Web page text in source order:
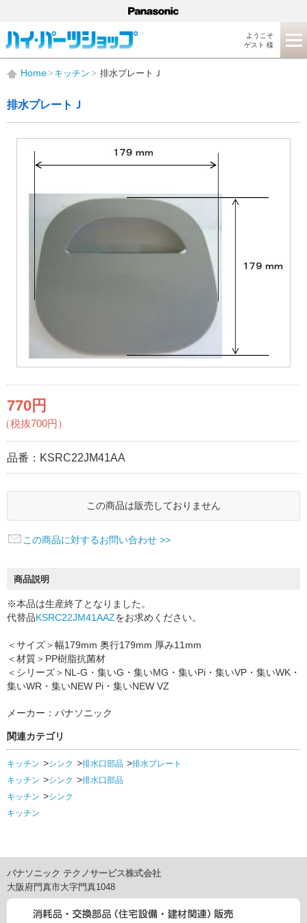
ようこそ
ゲスト 様
Home キッチン 排水プレートＪ
排水プレートＪ
770円
（税抜700円）
品番： KSRC22JM41AA
この商品は販売しておりません
この商品に対するお問い合わせ >>
商品説明
※本品は生産終了となりました。
代替品KSRC22JM41AAZをお求めください。
＜サイズ＞幅179mm 奥行179mm 厚み11mm
＜材質＞PP樹脂抗菌材
＜シリーズ＞NL-G・集いG・集いMG・集いPi・集いVP・集いWK・
集いWR・集いNEW Pi・集いNEW VZ
メーカー：パナソニック
関連カテゴリ
キッチン シンク 排水口部品
排水プレート
キッチン
シンク
排水口部品
キッチン
シンク
キッチン
パナソニック テクノサービス株式会社
大阪府門真市大字門真1048